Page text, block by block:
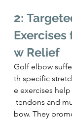
2:
Exercises
w Relief
Golf elbow
th specific
e exercises help
tendons and
bow. They